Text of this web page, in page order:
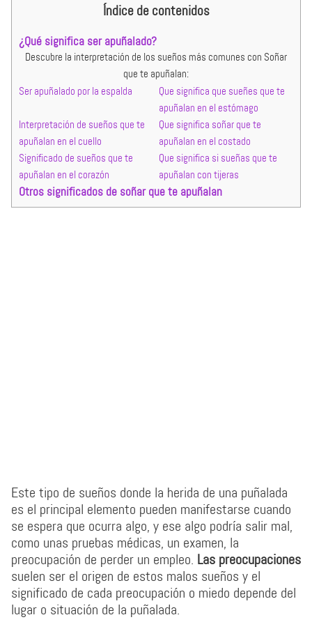
Índice de contenidos
¿Qué significa ser apuñalado?
Descubre la interpretación de los sueños más comunes con Soñar
que te apuñalan:
Ser apuñalado por la espalda
Que significa que sueñes que te
apuñalan en el estómago
Interpretación de sueños que te
apuñalan en el cuello
Que significa soñar que te
apuñalan en el costado
Significado de sueños que te
apuñalan en el corazón
Que significa si sueñas que te
apuñalan con tijeras
Otros significados de soñar que te apuñalan
Este tipo de sueños donde la herida de una puñalada
es el principal elemento pueden manifestarse cuando
se espera que ocurra algo, y ese algo podría salir mal,
como unas pruebas médicas, un examen, la
preocupación de perder un empleo. Las preocupaciones
suelen ser el origen de estos malos sueños y el
significado de cada preocupación o miedo depende del
lugar o situación de la puñalada.